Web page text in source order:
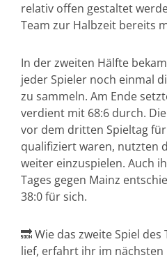
relativ offen gestaltet
Team zur Halbzeit bereits
In der zweiten Hälfte
jeder Spieler noch einmal
zu sammeln. Am Ende
verdient mit 68:6 durch.
vor dem dritten Spieltag
qualifiziert waren, nutzten
weiter einzuspielen. Auch
Tages gegen Mainz
38:0 für sich.
🔜 Wie das zweite Spiel
lief, erfahrt ihr im nächsten